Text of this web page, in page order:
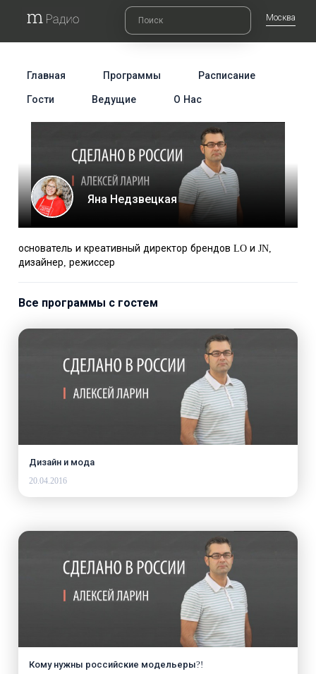
Москва
Главная Программы Расписание
Гости Ведущие О Нас
Яна Недзвецкая
основатель и креативный директор брендов LO и JN,
дизайнер, режиссер
Все программы с гостем
Дизайн и мода
20.04.2016
Кому нужны российские модельеры?!